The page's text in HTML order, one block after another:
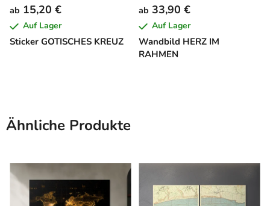
Sticker GOTISCHES KREUZ
ab 15,20 €
Auf Lager
Wandbild HERZ IM
RAHMEN
ab 33,90 €
Auf Lager
Ähnliche Produkte